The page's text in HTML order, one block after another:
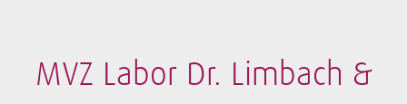
MVZ Labor Dr. Limbach &